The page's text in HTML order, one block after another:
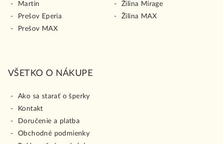
Martin
Prešov Eperia
Prešov MAX
Žilina Mirage
Žilina MAX
VŠETKO O NÁKUPE
Ako sa starať o šperky
Kontakt
Doručenie a platba
Obchodné podmienky